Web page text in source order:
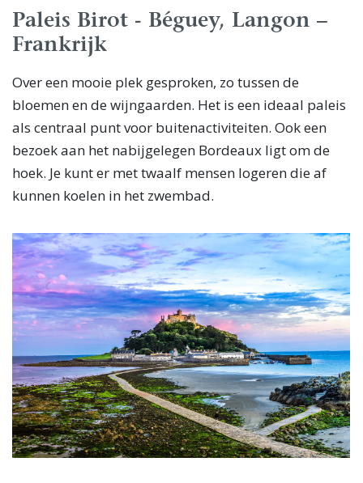
Paleis Birot - Béguey, Langon –
Frankrijk
Over een mooie plek gesproken, zo tussen de
bloemen en de wijngaarden. Het is een ideaal paleis
als centraal punt voor buitenactiviteiten. Ook een
bezoek aan het nabijgelegen Bordeaux ligt om de
hoek. Je kunt er met twaalf mensen logeren die af
kunnen koelen in het zwembad.